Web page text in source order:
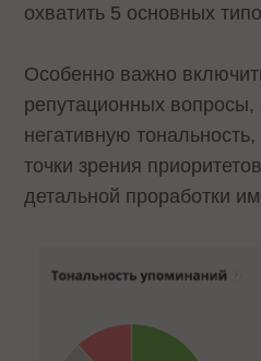
охватить 5 основных
Особенно важно
репутационных
негативную
точки зрения
детальной проработки